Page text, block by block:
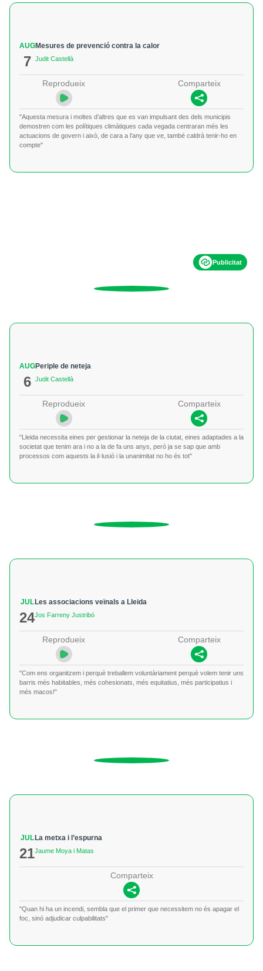
AUG
7
Mesures de prevenció contra la calor
Judit Castellà
Reprodueix Comparteix
"Aquesta mesura i moltes d’altres que es van impulsant des dels municipis
demostren com les polítiques climàtiques cada vegada centraran més les
actuacions de govern i això, de cara a l’any que ve, també caldrà tenir-ho en
compte"
Publicitat
AUG
6
Periple de neteja
Judit Castellà
Reprodueix Comparteix
"Lleida necessita eines per gestionar la neteja de la ciutat, eines adaptades a la
societat que tenim ara i no a la de fa uns anys, però ja se sap que amb
processos com aquests la il·lusió i la unanimitat no ho és tot"
JUL
24
Les associacions veïnals a Lleida
Jos Farreny Justribó
Reprodueix Comparteix
"Com ens organitzem i perquè treballem voluntàriament perquè volem tenir uns
barris més habitables, més cohesionats, més equitatius, més participatius i
més macos!"
JUL
21
La metxa i l’espurna
Jaume Moya i Matas
Comparteix
"Quan hi ha un incendi, sembla que el primer que necessitem no és apagar el
foc, sinó adjudicar culpabilitats"